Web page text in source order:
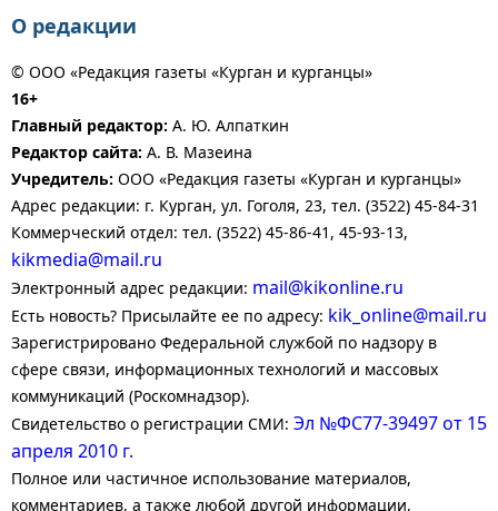
О редакции
© ООО «Редакция газеты «Курган и курганцы»
16+
Главный редактор: А. Ю. Алпаткин
Редактор сайта: А. В. Мазеина
Учредитель: ООО «Редакция газеты «Курган и курганцы»
Адрес редакции: г. Курган, ул. Гоголя, 23, тел. (3522) 45-84-31
Коммерческий отдел: тел. (3522) 45-86-41, 45-93-13,
kikmedia@mail.ru
Электронный адрес редакции: mail@kikonline.ru
Есть новость? Присылайте ее по адресу: kik_online@mail.ru
Зарегистрировано Федеральной службой по надзору в
сфере связи, информационных технологий и массовых
коммуникаций (Роскомнадзор).
Свидетельство о регистрации СМИ: Эл №ФС77-39497 от 15
апреля 2010 г.
Полное или частичное использование материалов,
комментариев, а также любой другой информации,